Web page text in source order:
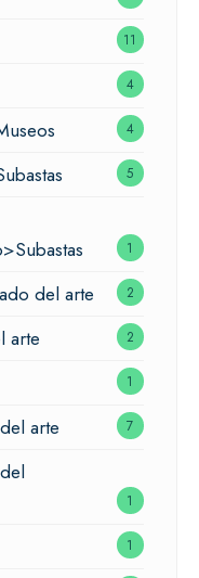
11
4
4
5
1
del arte 2
arte 2
1
arte 7
1
1